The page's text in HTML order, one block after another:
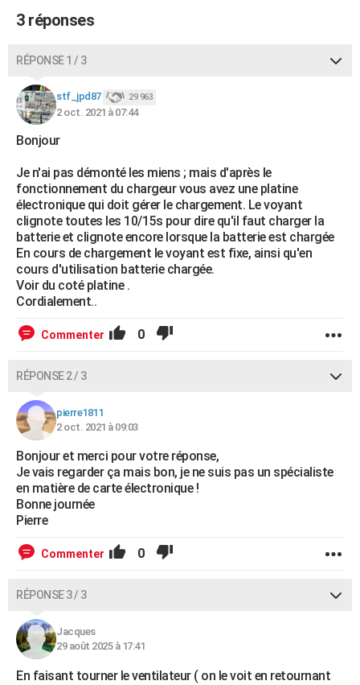
3 réponses
RÉPONSE 1 / 3
stf_jpd87 29 963
2 oct. 2021 à 07:44
Bonjour
Je n'ai pas démonté les miens ; mais d'après le
fonctionnement du chargeur vous avez une platine
électronique qui doit gérer le chargement. Le voyant
clignote toutes les 10/15s pour dire qu'il faut charger la
batterie et clignote encore lorsque la batterie est chargée
En cours de chargement le voyant est fixe, ainsi qu'en
cours d'utilisation batterie chargée.
Voir du coté platine .
Cordialement..
Commenter 0
RÉPONSE 2 / 3
pierre1811
2 oct. 2021 à 09:03
Bonjour et merci pour votre réponse,
Je vais regarder ça mais bon, je ne suis pas un spécialiste
en matière de carte électronique !
Bonne journée
Pierre
Commenter 0
RÉPONSE 3 / 3
Jacques
29 août 2025 à 17:41
En faisant tourner le ventilateur ( on le voit en retournant